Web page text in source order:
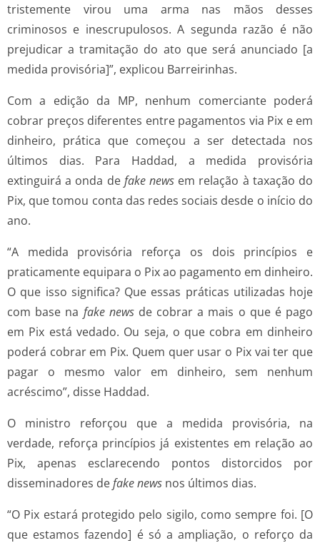
tristemente virou uma arma nas mãos desses
criminosos e inescrupulosos. A segunda razão é não
prejudicar a tramitação do ato que será anunciado [a
medida provisória]”, explicou Barreirinhas.
Com a edição da MP, nenhum comerciante poderá
cobrar preços diferentes entre pagamentos via Pix e em
dinheiro, prática que começou a ser detectada nos
últimos dias. Para Haddad, a medida provisória
extinguirá a onda de fake news em relação à taxação do
Pix, que tomou conta das redes sociais desde o início do
ano.
“A medida provisória reforça os dois princípios e
praticamente equipara o Pix ao pagamento em dinheiro.
O que isso significa? Que essas práticas utilizadas hoje
com base na fake news de cobrar a mais o que é pago
em Pix está vedado. Ou seja, o que cobra em dinheiro
poderá cobrar em Pix. Quem quer usar o Pix vai ter que
pagar o mesmo valor em dinheiro, sem nenhum
acréscimo”, disse Haddad.
O ministro reforçou que a medida provisória, na
verdade, reforça princípios já existentes em relação ao
Pix, apenas esclarecendo pontos distorcidos por
disseminadores defake news nos últimos dias.
“O Pix estará protegido pelo sigilo, como sempre foi. [O
que estamos fazendo] é só a ampliação, o reforço da